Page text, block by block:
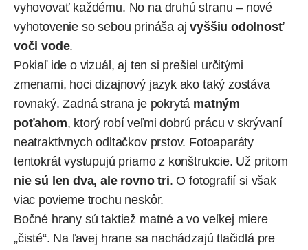
vyhovovať každému. No na druhú stranu – nové
vyhotovenie so sebou prináša ajvyššiu odolnosť
voči vode.
Pokiaľ ide o vizuál, aj ten si prešiel určitými
zmenami, hoci dizajnový jazyk ako taký zostáva
rovnaký. Zadná strana je pokrytá matným
poťahom, ktorý robí veľmi dobrú prácu v skrývaní
neatraktívnych odltačkov prstov. Fotoaparáty
tentokrát vystupujú priamo z konštrukcie. Už pritom
nie sú len dva, ale rovno tri. O fotografií si však
viac povieme trochu neskôr.
Bočné hrany sú taktiež matné a vo veľkej miere
„čisté“. Na ľavej hrane sa nachádzajú tlačidlá pre